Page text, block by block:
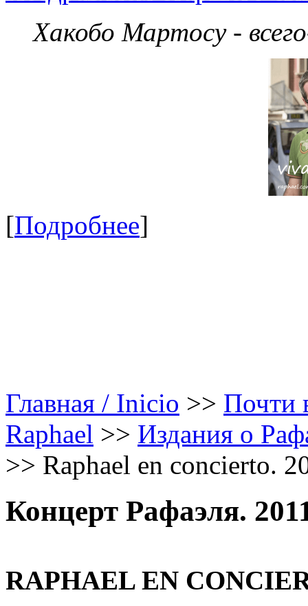
Хакобо Мартосу -
[Подробнее]
Главная / Inicio >> Почти
Raphael >> Издания о
>> Raphael en concierto.
Концерт Рафаэля.
RAPHAEL EN